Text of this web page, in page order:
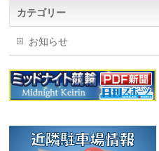
カテゴリー
お知らせ